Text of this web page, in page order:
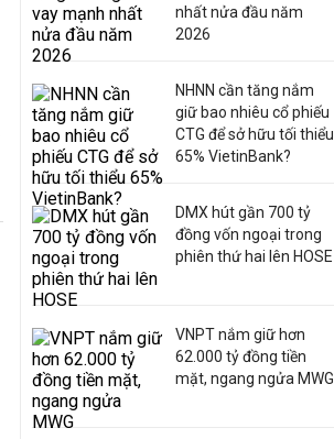
nhất nửa đầu năm
2026
NHNN cần tăng nắm
giữ bao nhiêu cổ phiếu
CTG để sở hữu tối thiểu
65% VietinBank?
DMX hút gần 700 tỷ
đồng vốn ngoại trong
phiên thứ hai lên HOSE
VNPT nắm giữ hơn
62.000 tỷ đồng tiền
mặt, ngang ngửa MWG